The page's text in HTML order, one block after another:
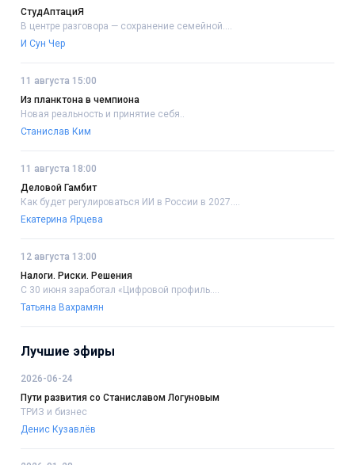
СтудАптациЯ
В центре разговора — сохранение семейной....
И Сун Чер
11 августа 15:00
Из планктона в чемпиона
Новая реальность и принятие себя..
Станислав Ким
11 августа 18:00
Деловой Гамбит
Как будет регулироваться ИИ в России в 2027....
Екатерина Ярцева
12 августа 13:00
Налоги. Риски. Решения
С 30 июня заработал «Цифровой профиль....
Татьяна Вахрамян
Лучшие эфиры
2026-06-24
Пути развития со Станиславом Логуновым
ТРИЗ и бизнес
Денис Кузавлёв